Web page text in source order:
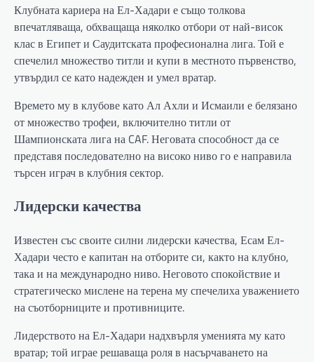
Клубната кариера на Ел-Хадари е също толкова
впечатляваща, обхващаща няколко отбори от най-висок
клас в Египет и Саудитската професионална лига. Той е
спечелил множество титли и купи в местното първенство,
утвърдил се като надежден и умел вратар.
Времето му в клубове като Ал Ахли и Исмаили е белязано
от множество трофеи, включително титли от
Шампионската лига на CAF. Неговата способност да се
представя последователно на високо ниво го е направила
търсен играч в клубния сектор.
Лидерски качества
Известен със своите силни лидерски качества, Есам Ел-
Хадари често е капитан на отборите си, както на клубно,
така и на международно ниво. Неговото спокойствие и
стратегическо мислене на терена му спечелиха уважението
на съотборниците и противниците.
Лидерството на Ел-Хадари надхвърля уменията му като
вратар; той играе решаваща роля в насърчаването на